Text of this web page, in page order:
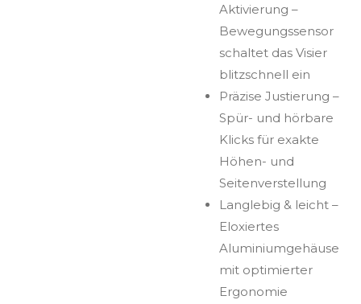
Aktivierung –
Bewegungssensor
schaltet das Visier
blitzschnell ein
Präzise Justierung –
Spür- und hörbare
Klicks für exakte
Höhen- und
Seitenverstellung
Langlebig & leicht –
Eloxiertes
Aluminiumgehäuse
mit optimierter
Ergonomie